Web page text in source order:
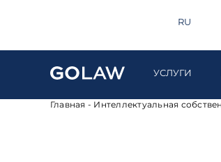
RU
УСЛУГИ
Главная - Интеллектуальная